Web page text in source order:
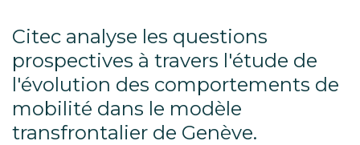
Citec analyse les questions
prospectives à travers l'étude de
l'évolution des comportements de
mobilité dans le modèle
transfrontalier de Genève.